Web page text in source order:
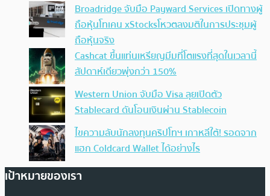
Broadridge จับมือ Payward Services เปิดทางผู้
ถือหุ้นโทเคน xStocksโหวตลงมติในการประชุมผู้
ถือหุ้นจริง
Cashcat ขึ้นแท่นเหรียญมีมที่โตแรงที่สุดในเวลานี้
สัปดาห์เดียวพุ่งกว่า 150%
Western Union จับมือ Visa ลุยเปิดตัว
Stablecard ดันโอนเงินผ่าน Stablecoin
ไขความลับนักลงทุนคริปโทฯ เกาหลีใต้! รอดจาก
แฮก Coldcard Wallet ได้อย่างไร
เป้าหมายของเรา